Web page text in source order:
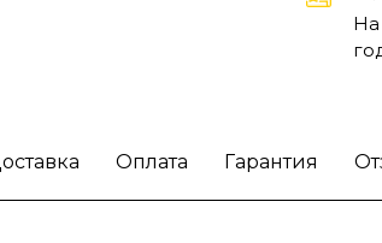
и
от APC
На
Оплата Гарантия